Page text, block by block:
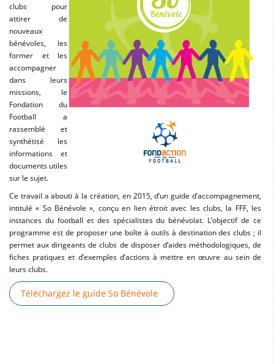
clubs pour
attirer de
nouveaux
bénévoles, les
former et les
accompagner
dans leurs
missions, le
Fondation du
Football a
rassemblé et
synthétisé les
informations et
documents utiles
sur le sujet.
Ce travail a abouti à la création, en 2015, d’un guide d’accompagnement,
intitulé « So Bénévole », conçu en lien étroit avec les clubs, la FFF, les
instances du football et des spécialistes du bénévolat. L’objectif de ce
programme est de proposer une boîte à outils à destination des clubs ; il
permet aux dirigeants de clubs de disposer d’aides méthodologiques, de
fiches pratiques et d’exemples d’actions à mettre en œuvre au sein de
leurs clubs.
Téléchargez le guide So Bénévole